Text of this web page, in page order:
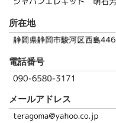
所在地
電話番号
メールアドレス